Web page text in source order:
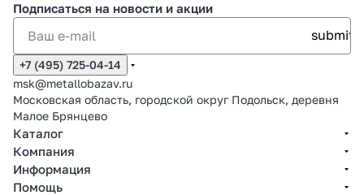
Подписаться на новости и акции
+7 (495) 725-04-14
msk@metallobazav.ru
Московская область, городской округ Подольск, деревня
Малое Брянцево
Каталог
Компания
Информация
Помощь